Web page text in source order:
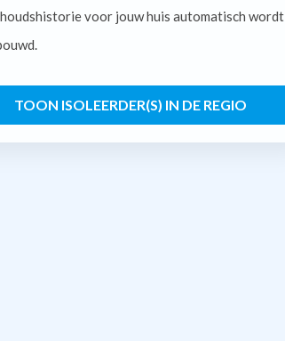
voor jouw huis automatisch wordt
TOON ISOLEERDER(S) IN DE REGIO